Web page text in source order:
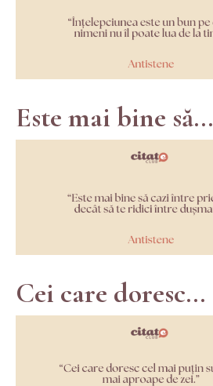
Este mai bine să...
Cei care doresc...